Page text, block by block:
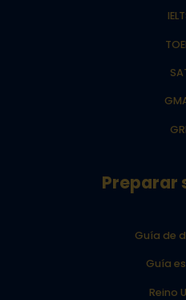
Preparar
Guía de
Guía
Reino